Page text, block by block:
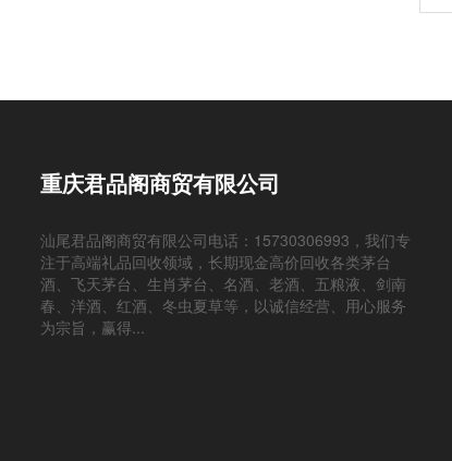
重庆君品阁商贸有限公司
汕尾君品阁商贸有限公司电话：15730306993，我们专
注于高端礼品回收领域，长期现金高价回收各类茅台
酒、飞天茅台、生肖茅台、名酒、老酒、五粮液、剑南
春、洋酒、红酒、冬虫夏草等，以诚信经营、用心服务
为宗旨，赢得...